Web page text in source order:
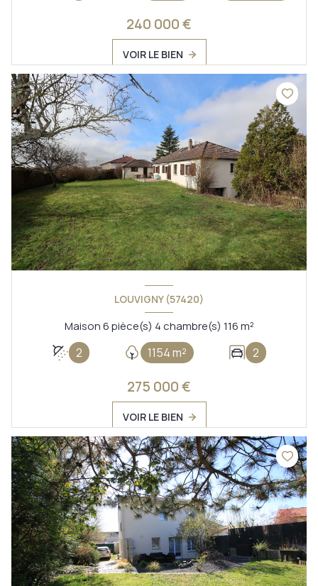
240 000 €
VOIR LE BIEN
LOUVIGNY (57420)
Maison 6 pièce(s) 4 chambre(s) 116 m²
2 1154 m² 2
275 000 €
VOIR LE BIEN